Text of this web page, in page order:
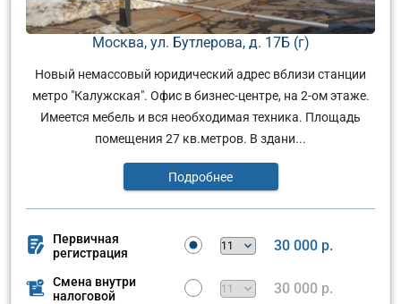
Москва, ул. Бутлерова, д. 17Б (г)
Новый немассовый юридический адрес вблизи станции
метро "Калужская". Офис в бизнес-центре, на 2-ом этаже.
Имеется мебель и вся необходимая техника. Площадь
помещения 27 кв.метров. В здани...
Подробнее
Первичная
регистрация
30 000 р.
Смена внутри
налоговой
30 000 р.